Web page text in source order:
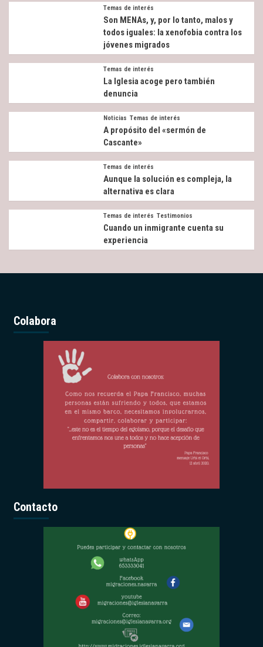
Temas de interés
Son MENAs, y, por lo tanto, malos y
todos iguales: la xenofobia contra los
jóvenes migrados
Temas de interés
La Iglesia acoge pero también
denuncia
Noticias Temas de interés
A propósito del «sermón de
Cascante»
Temas de interés
Aunque la solución es compleja, la
alternativa es clara
Temas de interés Testimonios
Cuando un inmigrante cuenta su
experiencia
Colabora
Contacto